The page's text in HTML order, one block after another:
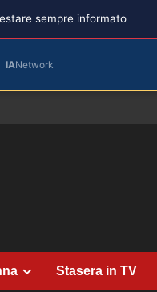
Stasera in TV
sempre informato
IANetwork